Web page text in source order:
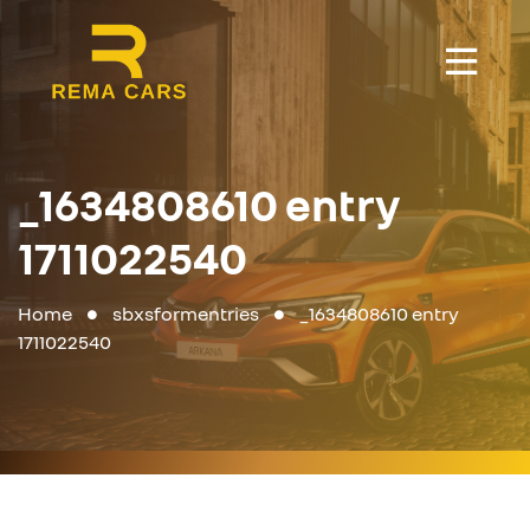
_1634808610 entry
1711022540
Home sbxsformentries
_1634808610 entry
1711022540